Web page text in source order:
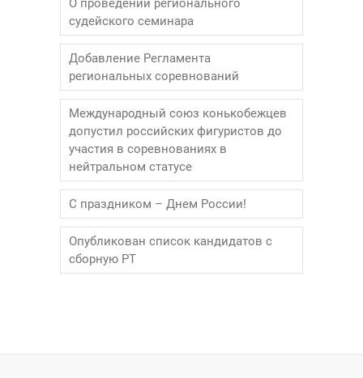
О проведении регионального
судейского семинара
Добавление Регламента
региональных соревнований
Международный союз конькобежцев
допустил российских фигуристов до
участия в соревнованиях в
нейтральном статусе
С праздником – Днем России!
Опубликован список кандидатов с
сборную РТ